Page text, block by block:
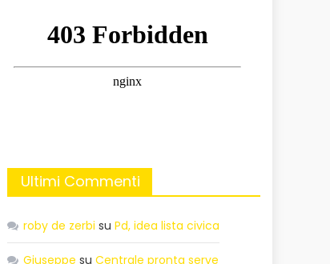
Ultimi Commenti
roby de zerbi suPd, idea lista civica
Giuseppe suCentrale pronta serve